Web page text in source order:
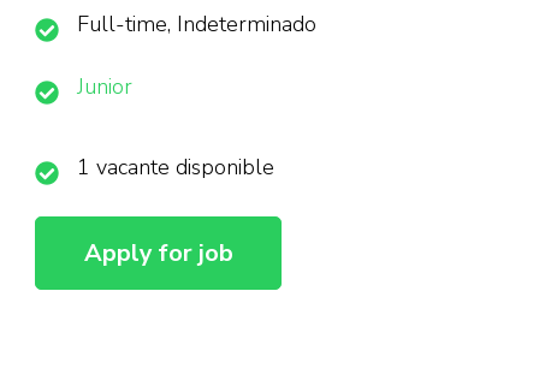
Full-time, Indeterminado
Junior
1 vacante disponible